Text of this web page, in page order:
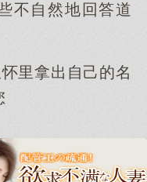
不自然地回答道
里拿出自己的名